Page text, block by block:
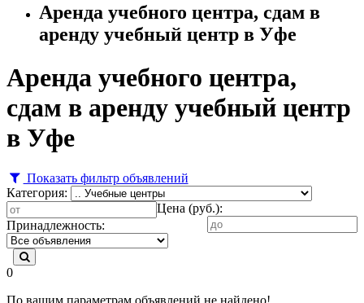
Аренда учебного центра, сдам в
аренду учебный центр в Уфе
Аренда учебного центра,
сдам в аренду учебный центр
в Уфе
Показать фильтр объявлений
Категория:
Цена (руб.):
Принадлежность:
0
По вашим параметрам объявлений не найдено!